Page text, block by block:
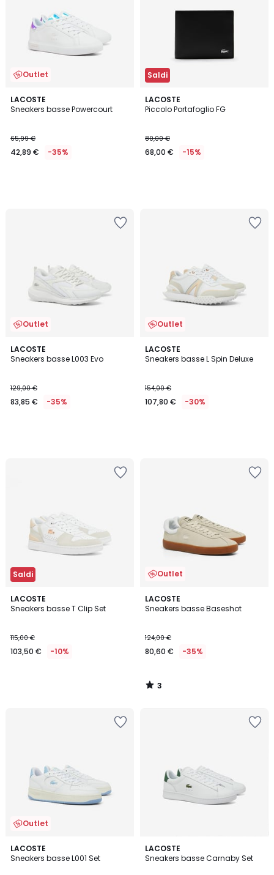
Outlet
LACOSTE
Sneakers basse Powercourt
65,99 €
42,89 € -35%
Saldi
LACOSTE
Piccolo Portafoglio FG
80,00 €
68,00 € -15%
Outlet
LACOSTE
Sneakers basse L003 Evo
129,00 €
83,85 € -35%
Outlet
LACOSTE
Sneakers basse L Spin Deluxe
154,00 €
107,80 € -30%
Saldi
LACOSTE
Sneakers basse T Clip Set
115,00 €
103,50 € -10%
Outlet
LACOSTE
Sneakers basse Baseshot
124,00 €
80,60 € -35%
3
/
3
/
Outlet
LACOSTE
Sneakers basse L001 Set
5
/
LACOSTE
Sneakers basse Carnaby Set